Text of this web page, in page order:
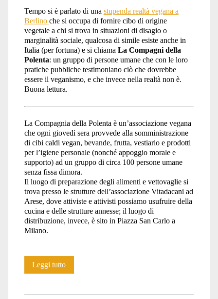
Tempo si è parlato di una stupenda realtà vegana a
Berlino che si occupa di fornire cibo di origine
vegetale a chi si trova in situazioni di disagio o
marginalità sociale, qualcosa di simile esiste anche in
Italia (per fortuna) e si chiama La Compagni della
Polenta: un gruppo di persone umane che con le loro
pratiche pubbliche testimoniano ciò che dovrebbe
essere il veganismo, e che invece nella realtà non è.
Buona lettura.
La Compagnia della Polenta è un’associazione vegana
che ogni giovedì sera provvede alla somministrazione
di cibi caldi vegan, bevande, frutta, vestiario e prodotti
per l’igiene personale (nonché appoggio morale e
supporto) ad un gruppo di circa 100 persone umane
senza fissa dimora.
Il luogo di preparazione degli alimenti e vettovaglie si
trova presso le strutture dell’associazione Vitadacani ad
Arese, dove attiviste e attivisti possiamo usufruire della
cucina e delle strutture annesse; il luogo di
distribuzione, invece, è sito in Piazza San Carlo a
Milano.
Leggi tuttoLa